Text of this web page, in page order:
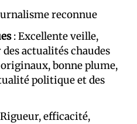
reconnue
: Excellente veille,
actualités chaudes
bonne plume,
politique et des
efficacité,